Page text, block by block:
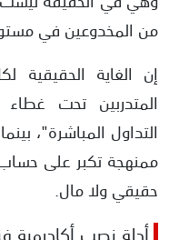
من المخدوعين في
إن الغاية
المتدربين تحت
التداول المباشرة"،
ممنهجة تكبر على
حقيقي ولا مال.
أدلة نصب أكاديمية